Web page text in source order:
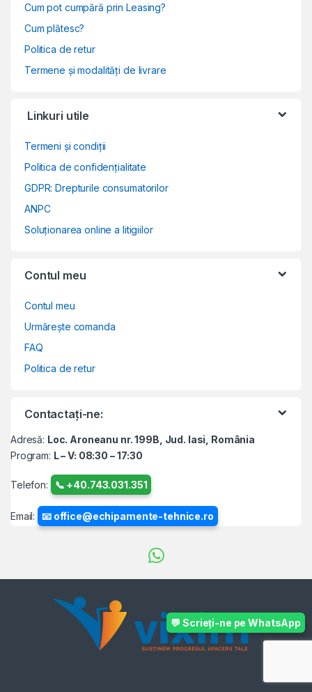
💬 Scrieți-ne pe WhatsApp
Cum pot cumpără prin Leasing?
Cum plătesc?
Politica de retur
Termene și modalități de livrare
Linkuri utile
Termeni și condiții
Politica de confidențialitate
GDPR: Drepturile consumatorilor
ANPC
Soluționarea online a litigiilor
Contul meu
Contul meu
Urmărește comanda
FAQ
Politica de retur
Contactați-ne:
Adresă: Loc. Aroneanu nr. 199B, Jud. Iasi, România
Program: L – V: 08:30 – 17:30
Telefon: 📞 +40.743.031.351
Email: 📧 office@echipamente-tehnice.ro